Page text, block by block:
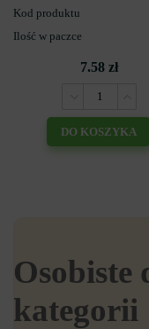
Kod produktu
Ilość w paczce
7.58 zł
DO KOSZYKA
Osobiste
kategorii